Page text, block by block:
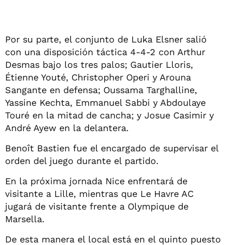
Por su parte, el conjunto de Luka Elsner salió
con una disposición táctica 4-4-2 con Arthur
Desmas bajo los tres palos; Gautier Lloris,
Étienne Youté, Christopher Operi y Arouna
Sangante en defensa; Oussama Targhalline,
Yassine Kechta, Emmanuel Sabbi y Abdoulaye
Touré en la mitad de cancha; y Josue Casimir y
André Ayew en la delantera.
Benoît Bastien fue el encargado de supervisar el
orden del juego durante el partido.
En la próxima jornada Nice enfrentará de
visitante a Lille, mientras que Le Havre AC
jugará de visitante frente a Olympique de
Marsella.
De esta manera el local está en el quinto puesto